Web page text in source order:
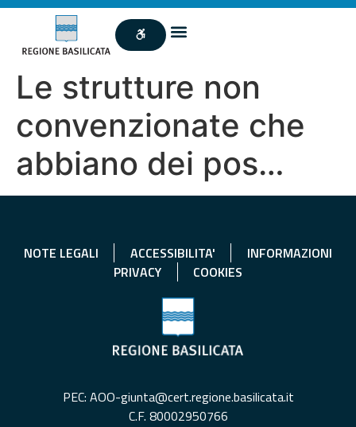
Le strutture non
convenzionate che
abbiano dei pos…
NOTE LEGALI ACCESSIBILITA'
INFORMAZIONI
PRIVACY
COOKIES
PEC: AOO-giunta@cert.regione.basilicata.it
C.F. 80002950766